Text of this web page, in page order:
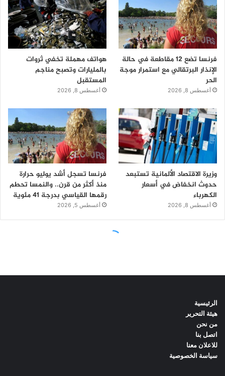
الرئيسية
هيئة التحرير
من نحن
اتصل بنا
للاعلان معنا
سياسة الخصوصية